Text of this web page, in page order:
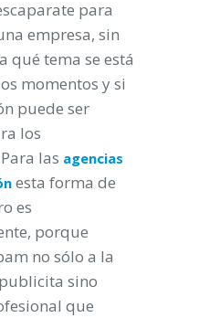
para
empresa, sin
qué tema se está
momentos y si
puede ser
los
las agencias
esta forma de
es
porque
no sólo a la
sino
que